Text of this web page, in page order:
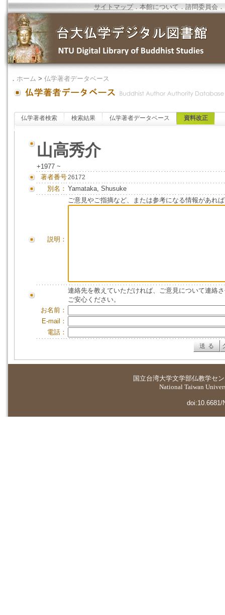
サイトマップ．本館について ．諮問委員会 ．
． ホーム > 仏学著者データベース
仏学著者検索 検索結果 仏学著者データベース 資料改正
山高秀介
+1977 ~
著者番号26172
別名： Yamataka, Shusuke
説明：
ご意見やご指摘など、または参考になる情報があれ
連絡先を教えていただければ、ご意見について連絡
ご安心ください。
お名前：
E-mail：
電話：
国立台湾大学文学部仏教学セ
National Taiwan
doi:10.6681/